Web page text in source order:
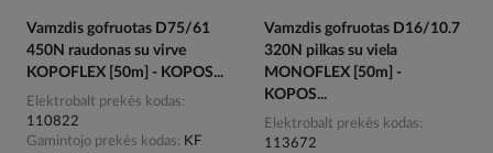
Vamzdis gofruotas D75/61
450N raudonas su virve
KOPOFLEX [50m] - KOPOS...
Elektrobalt prekės kodas
110822
Gamintojo prekės kodas
KF
Vamzdis gofruotas D16/10.7
320N pilkas su viela
MONOFLEX [50m] -
KOPOS...
Elektrobalt prekės kodas
113672